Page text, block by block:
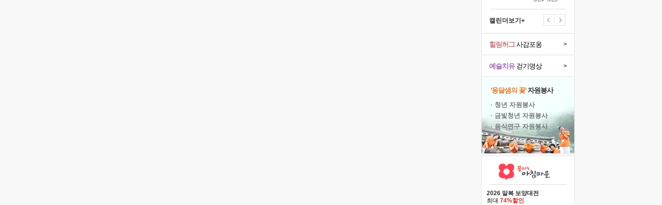
캘린더보기+
예술치유걷기명상 >
힐링허그사감포옹 >
'옹달샘의 꽃'자원봉사
· 청년 자원봉사
· 금빛청년 자원봉사
· 음식연구 자원봉사
2026 말복 보양대전
최대 74%할인